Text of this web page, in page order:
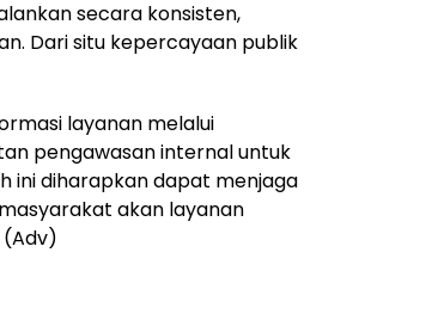
secara konsisten,
Dari situ kepercayaan publik
layanan melalui
pengawasan internal untuk
ini diharapkan dapat menjaga
akan layanan